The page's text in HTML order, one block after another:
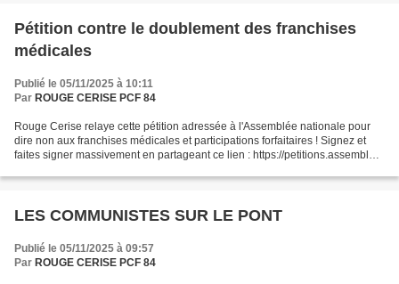
Pétition contre le doublement des franchises
médicales
Publié le 05/11/2025 à 10:11
Par ROUGE CERISE PCF 84
Rouge Cerise relaye cette pétition adressée à l'Assemblée nationale pour
dire non aux franchises médicales et participations forfaitaires ! Signez et
faites signer massivement en partageant ce lien : https://petitions.assemblee-
LES COMMUNISTES SUR LE PONT
Publié le 05/11/2025 à 09:57
Par ROUGE CERISE PCF 84